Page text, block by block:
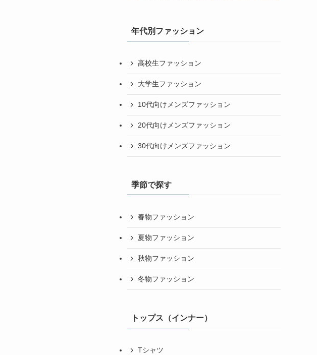
年代別ファッション
高校生ファッション
大学生ファッション
10代向けメンズファッション
20代向けメンズファッション
30代向けメンズファッション
季節で探す
春物ファッション
夏物ファッション
秋物ファッション
冬物ファッション
トップス（インナー）
Tシャツ